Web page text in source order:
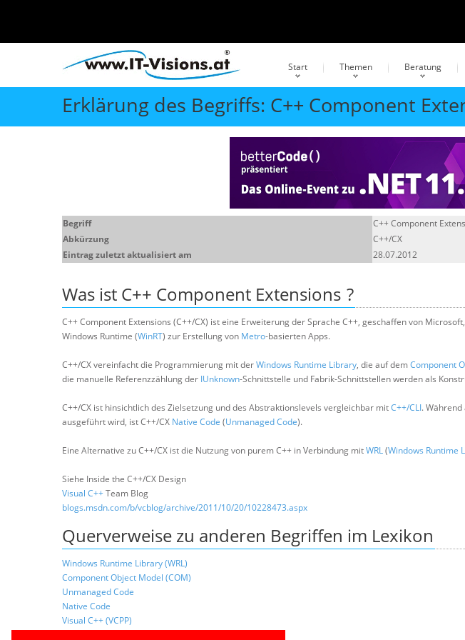
Start Themen Beratung
Erklärung des Begriffs: C++ Component
Begriff
C++ Component
Abkürzung
C++/CX
Eintrag zuletzt aktualisiert am
28.07.2012
Was ist C++ Component Extensions ?
C++ Component Extensions (C++/CX) ist eine Erweiterung der Sprache C++, geschaffen von
Windows Runtime (WinRT) zur Erstellung von Metro-basierten Apps.
C++/CX vereinfacht die Programmierung mit derWindows Runtime Library, die auf demComponent
die manuelle Referenzzählung der IUnknown-Schnittstelle und Fabrik-Schnittstellen werden als
C++/CX ist hinsichtlich des Zielsetzung und des Abstraktionslevels vergleichbar mitC++/CLI. Während
ausgeführt wird, ist C++/CX Native Code (Unmanaged Code).
Eine Alternative zu C++/CX ist die Nutzung von purem C++ in Verbindung mitWRL(Windows Runtime
Siehe Inside the C++/CX Design
Visual C++Team Blog
blogs.msdn.com/b/vcblog/archive/2011/10/20/10228473.aspx
Querverweise zu anderen Begriffen im Lexikon
Windows Runtime Library (WRL)
Component Object Model (COM)
Unmanaged Code
Native Code
Visual C++ (VCPP)